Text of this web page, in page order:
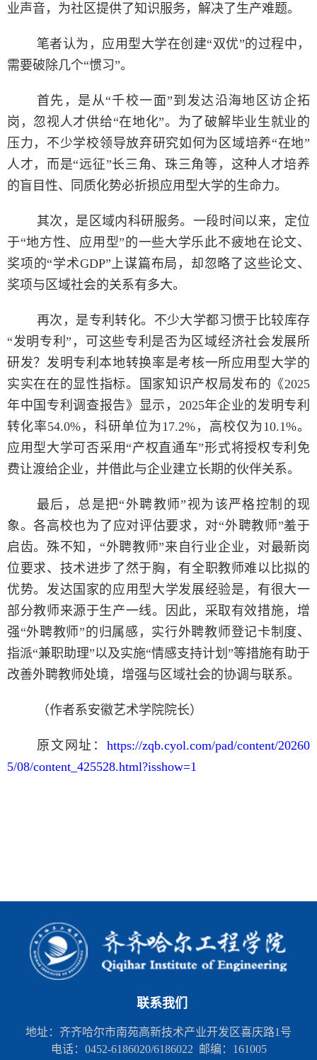
业声音，为社区提供了知识服务，解决了生产难题。
笔者认为，应用型大学在创建“双优”的过程中，
需要破除几个“惯习”。
首先，是从“千校一面”到发达沿海地区访企拓
岗，忽视人才供给“在地化”。为了破解毕业生就业的
压力，不少学校领导放弃研究如何为区域培养“在地”
人才，而是“远征”长三角、珠三角等，这种人才培养
的盲目性、同质化势必折损应用型大学的生命力。
其次，是区域内科研服务。一段时间以来，定位
于“地方性、应用型”的一些大学乐此不疲地在论文、
奖项的“学术GDP”上谋篇布局，却忽略了这些论文、
奖项与区域社会的关系有多大。
再次，是专利转化。不少大学都习惯于比较库存
“发明专利”，可这些专利是否为区域经济社会发展所
研发？发明专利本地转换率是考核一所应用型大学的
实实在在的显性指标。国家知识产权局发布的《2025
年中国专利调查报告》显示，2025年企业的发明专利
转化率54.0%，科研单位为17.2%，高校仅为10.1%。
应用型大学可否采用“产权直通车”形式将授权专利免
费让渡给企业，并借此与企业建立长期的伙伴关系。
最后，总是把“外聘教师”视为该严格控制的现
象。各高校也为了应对评估要求，对“外聘教师”羞于
启齿。殊不知，“外聘教师”来自行业企业，对最新岗
位要求、技术进步了然于胸，有全职教师难以比拟的
优势。发达国家的应用型大学发展经验是，有很大一
部分教师来源于生产一线。因此，采取有效措施，增
强“外聘教师”的归属感，实行外聘教师登记卡制度、
指派“兼职助理”以及实施“情感支持计划”等措施有助于
改善外聘教师处境，增强与区域社会的协调与联系。
（作者系安徽艺术学院院长）
原文网址： https://zqb.cyol.com/pad/content/20260
5/08/content_425528.html?isshow=1
联系我们
地址：齐齐哈尔市南苑高新技术产业开发区喜庆路1号
电话：0452-6186020/6186022 邮编：161005